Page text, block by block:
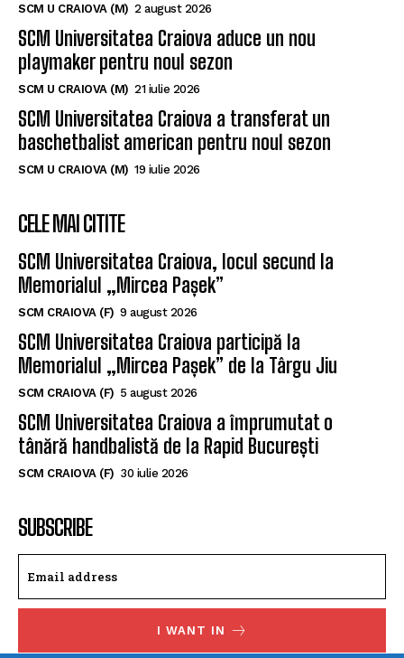
SCM U CRAIOVA (M) 2 august 2026
SCM Universitatea Craiova aduce un nou
playmaker pentru noul sezon
SCM U CRAIOVA (M) 21 iulie 2026
SCM Universitatea Craiova a transferat un
baschetbalist american pentru noul sezon
SCM U CRAIOVA (M) 19 iulie 2026
CELE MAI CITITE
SCM Universitatea Craiova, locul secund la
Memorialul „Mircea Pașek”
SCM CRAIOVA (F) 9 august 2026
SCM Universitatea Craiova participă la
Memorialul „Mircea Pașek” de la Târgu Jiu
SCM CRAIOVA (F) 5 august 2026
SCM Universitatea Craiova a împrumutat o
tânără handbalistă de la Rapid București
SCM CRAIOVA (F) 30 iulie 2026
SUBSCRIBE
I WANT IN